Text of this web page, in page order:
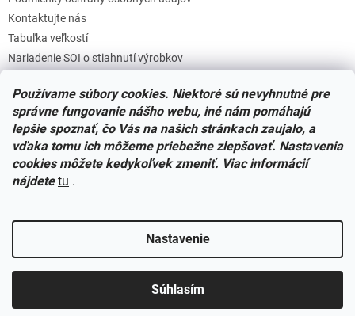
Používame súbory cookies. Niektoré sú nevyhnutné pre
správne fungovanie nášho webu, iné nám pomáhajú
lepšie spoznať, čo Vás na našich stránkach zaujalo, a
vďaka tomu ich môžeme priebežne zlepšovať. Nastavenia
cookies môžete kedykoľvek zmeniť. Viac informácií
nájdete tu .
Nastavenie
Súhlasím
Kontaktujte nás
Tabuľka veľkostí
Nariadenie SOI o stiahnutí výrobkov
Zásady súborov COOKIES
Facebook
Vytvoril Shoptet
Miminkovo.sk. Všetky práva vyhradené.